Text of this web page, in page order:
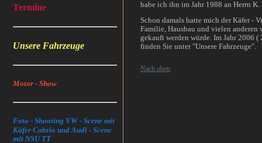
Termine
Unsere Fahrzeuge
Motor - Show
Foto - Shooting VW - Scene mit
Käfer Cabrio und Audi - Scene
mit NSU TT
habe ich ihn im Jahr 1988 an Herrn
Schon damals hatte mich der Käfer -
Familie, Hausbau und vielen
gekauft werden würde. Im Jahr 2006
finden Sie unter "Unsere Fahrzeuge".
Nach oben